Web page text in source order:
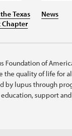
Texas
Chapter
News
Foundation of
the quality of life for
by lupus through
support